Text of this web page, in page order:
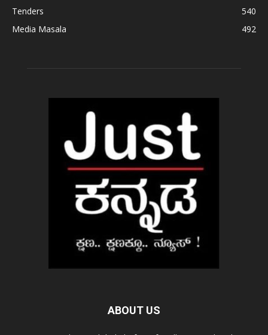
Tenders
540
Media Masala
492
ABOUT US